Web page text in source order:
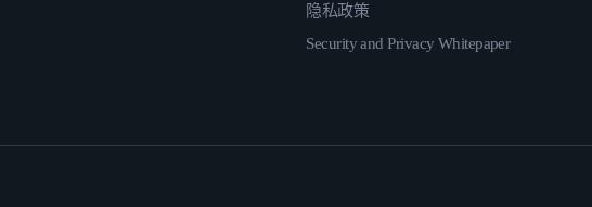
隐私政策
Security and Privacy Whitepaper